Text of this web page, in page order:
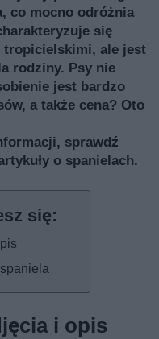
co mocno odróżnia
się
ale jest
rodziny. Psy nie
jest bardzo
a także cena? Oto
sprawdź
o spanielach.
i opis